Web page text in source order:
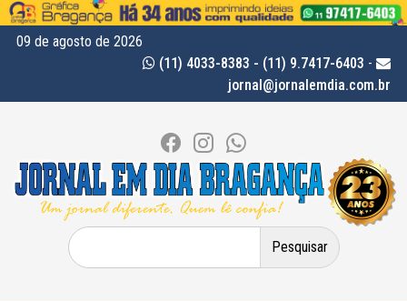
09 de agosto de 2026
(11) 4033-8383 - (11) 9.7417-6403 -
jornal@jornalemdia.com.br
Pesquisar
por: